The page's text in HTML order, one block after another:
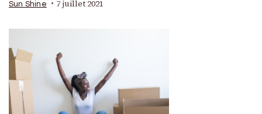
Sun Shine 7 juillet 2021